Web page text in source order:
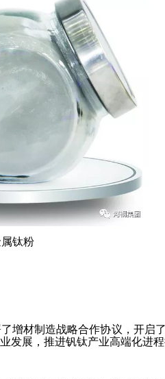
钛粉
增材制造战略合作协议，开启
发展，推进钒钛产业高端化进